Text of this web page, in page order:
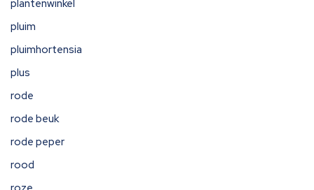
plantenwinkel
pluim
pluimhortensia
plus
rode
rode beuk
rode peper
rood